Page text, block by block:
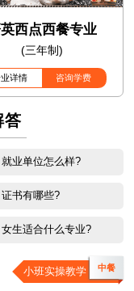
西点西餐专业
(三年制)
详情 咨询学费
答
就业单位怎么样?
证书有哪些?
女生适合什么专业?
小班实操教学 中餐